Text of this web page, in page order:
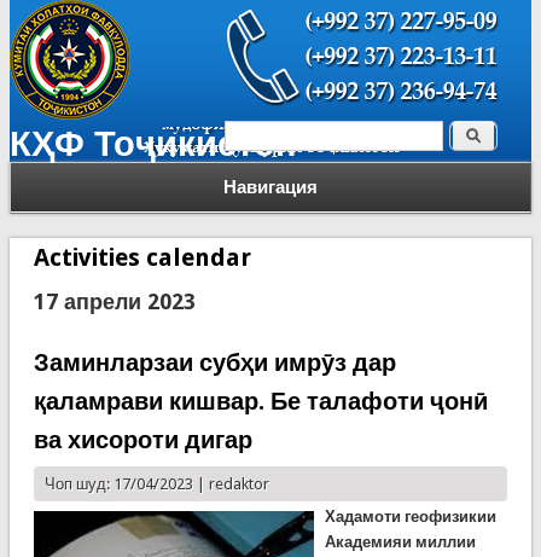
КҲФ Тоҷикистон
Навигация
Форма поиска Поиск
Activities calendar
17 апрели 2023
Заминларзаи субҳи имрӯз дар
қаламрави кишвар. Бе талафоти ҷонӣ
ва хисороти дигар
Чоп шуд: 17/04/2023 | redaktor
Хадамоти геофизикии
Академияи миллии